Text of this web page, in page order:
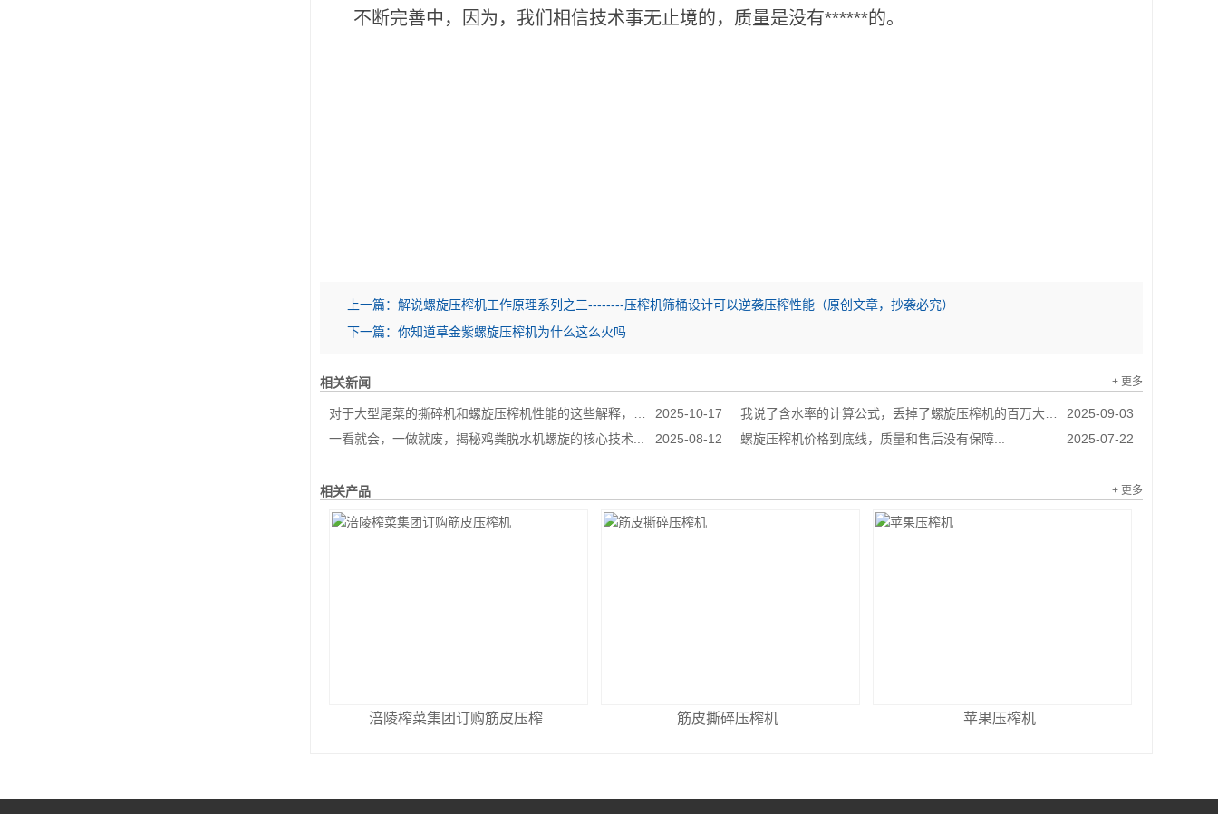
不断完善中，因为，我们相信技术事无止境的，质量是没有******的。
上一篇： 解说螺旋压榨机工作原理系列之三--------压榨机筛桶设计可以逆袭压榨性能（原创文章，抄袭必究）
下一篇： 你知道草金紫螺旋压榨机为什么这么火吗
相关新闻 + 更多
2025-10-17
对于大型尾菜的撕碎机和螺旋压榨机性能的这些解释，真是******到家了！... 2025-09-03
我说了含水率的计算公式，丢掉了螺旋压榨机的百万大单...
2025-08-12
一看就会，一做就废，揭秘鸡粪脱水机螺旋的核心技术... 2025-07-22
螺旋压榨机价格到底线，质量和售后没有保障...
相关产品 + 更多
涪陵榨菜集团订购筋皮压榨 筋皮撕碎压榨机 苹果压榨机